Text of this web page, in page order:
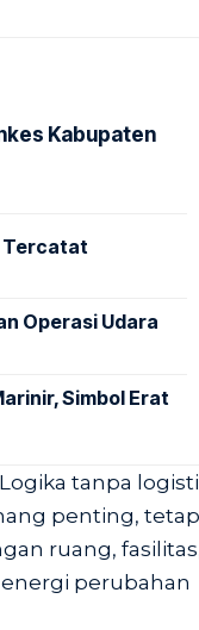
Kabupaten
Tercatat
Operasi Udara
Simbol Erat
tanpa
penting,
ruang,
perubahan